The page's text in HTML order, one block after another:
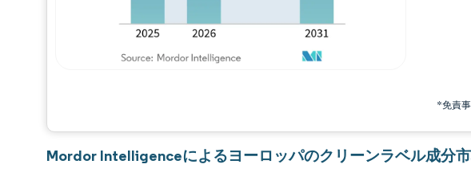
*免責
Mordor Intelligenceによるヨーロッパのクリーンラベル成分